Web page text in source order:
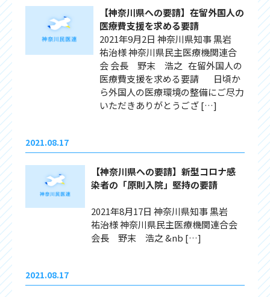
【神奈川県への要請】在留外国人の
医療費支援を求める要請
2021年9月2日 神奈川県知事 黒岩
祐治様 神奈川県民主医療機関連合
会 会長 野末 浩之 在留外国人の
医療費支援を求める要請 日頃か
ら外国人の医療環境の整備にご尽力
いただきありがとうござ […]
2021.08.17
【神奈川県への要請】新型コロナ感
染者の「原則入院」堅持の要請
2021年8月17日 神奈川県知事 黒岩
祐治様 神奈川県民主医療機関連合会
会長 野末 浩之 &nb […]
2021.08.17